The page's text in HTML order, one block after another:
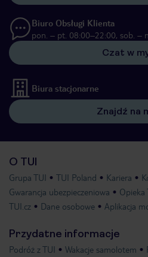
Biuro Obsługi Klienta
pon. – pt. 08:00–22:00, sob. –
Czat w
Biura stacjonarne
Znajdź na
O TUI
Grupa TUI TUI Poland Kariera
Gwarancja ubezpieczeniowa
Opieka
TUI.cz
Dane osobowe Aplikacja
Przydatne informacje
Podróż z TUI Wakacje samolotem